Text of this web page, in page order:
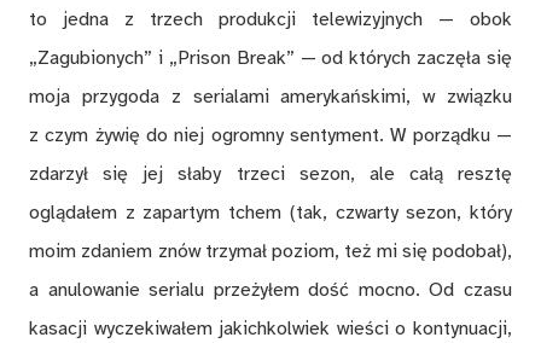
to jedna z trzech produkcji telewizyjnych — obok
„Zagubionych” i „Prison Break” — od których zaczęła się
moja przygoda z serialami amerykańskimi, w związku
z czym żywię do niej ogromny sentyment. W porządku —
zdarzył się jej słaby trzeci sezon, ale całą resztę
oglądałem z zapartym tchem (tak, czwarty sezon, który
moim zdaniem znów trzymał poziom, też mi się podobał),
a anulowanie serialu przeżyłem dość mocno. Od czasu
kasacji wyczekiwałem jakichkolwiek wieści o kontynuacji,